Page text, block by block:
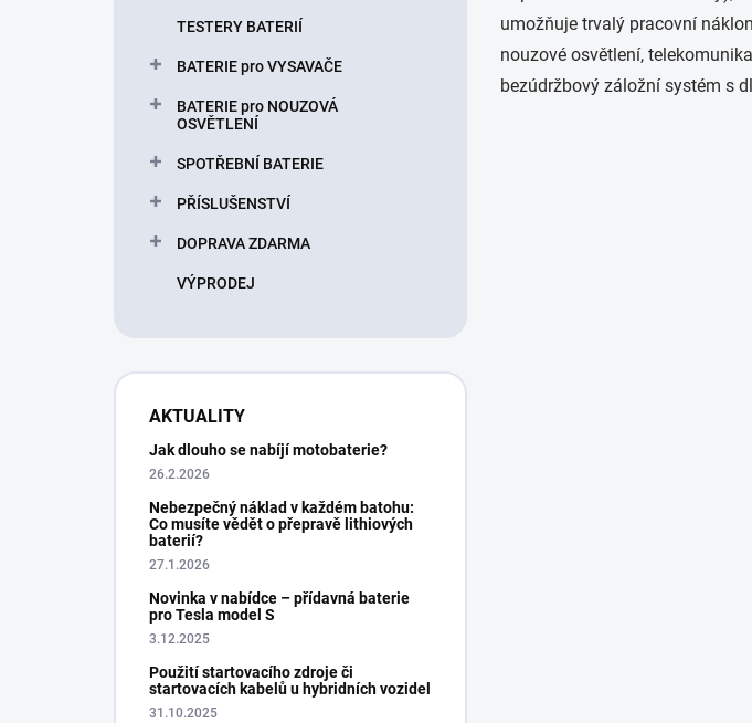
TESTERY BATERIÍ
BATERIE pro VYSAVAČE
BATERIE pro NOUZOVÁ
OSVĚTLENÍ
SPOTŘEBNÍ BATERIE
PŘÍSLUŠENSTVÍ
DOPRAVA ZDARMA
VÝPRODEJ
AKTUALITY
Jak dlouho se nabíjí motobaterie?
26.2.2026
Nebezpečný náklad v každém batohu:
Co musíte vědět o přepravě lithiových
baterií?
27.1.2026
Novinka v nabídce – přídavná baterie
pro Tesla model S
3.12.2025
Použití startovacího zdroje či
startovacích kabelů u hybridních vozidel
31.10.2025
umožňuje trvalý pracovní
nouzové osvětlení,
bezúdržbový záložní systém s